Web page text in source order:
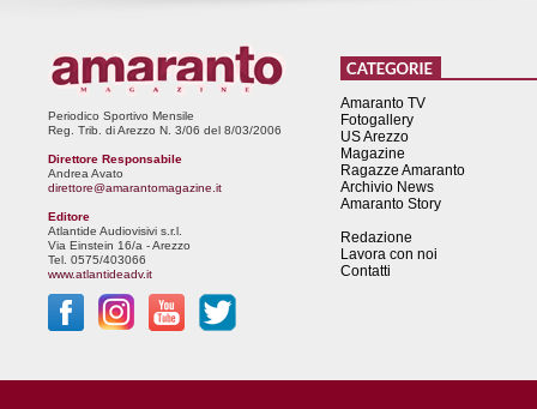
Periodico Sportivo Mensile
Reg. Trib. di Arezzo N. 3/06 del 8/03/2006
Direttore Responsabile
Andrea Avato
direttore@amarantomagazine.it
Editore
Atlantide Audiovisivi s.r.l.
Via Einstein 16/a - Arezzo
Tel. 0575/403066
www.atlantideadv.it
Amaranto TV
Fotogallery
US Arezzo
Magazine
Ragazze Amaranto
Archivio News
Amaranto Story
Redazione
Lavora con noi
Contatti